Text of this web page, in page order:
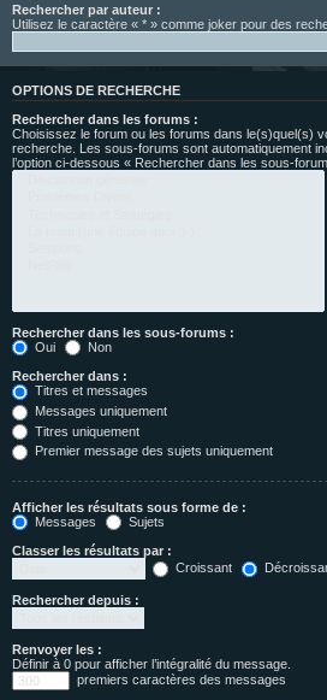
Rechercher par auteur :
Utilisez le caractère « * » comme joker pour des
OPTIONS DE RECHERCHE
Rechercher dans les forums :
Choisissez le forum ou les forums dans le(s)quel(s)
recherche. Les sous-forums sont automatiquement
l’option ci-dessous « Rechercher dans les sous-
Rechercher dans les sous-forums :
Oui
Non
Rechercher dans :
Titres et messages
Messages uniquement
Titres uniquement
Premier message des sujets uniquement
Afficher les résultats sous forme de :
Messages
Sujets
Classer les résultats par :
Croissant
Rechercher depuis :
Renvoyer les :
Définir à 0 pour afficher l’intégralité du message.
premiers caractères des messages